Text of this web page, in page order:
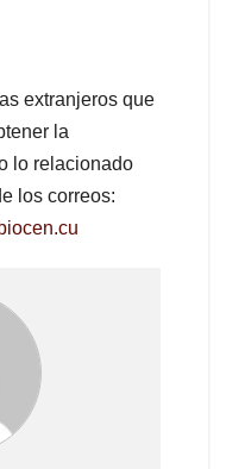
extranjeros que
la
lo relacionado
los correos: